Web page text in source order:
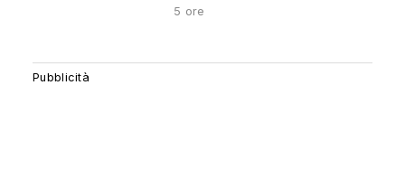
5 ore